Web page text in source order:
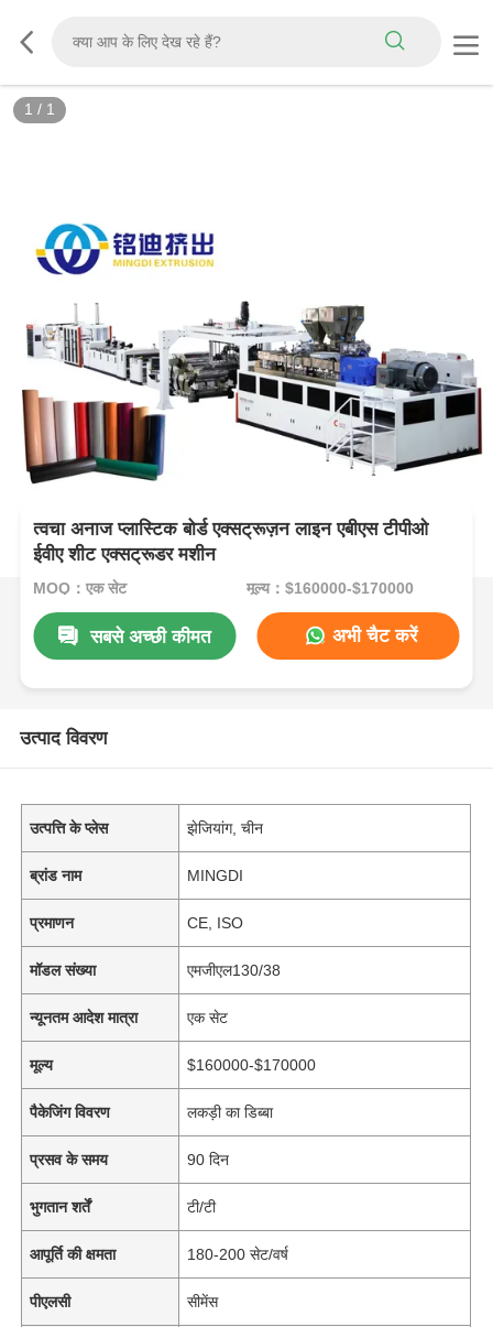
1 / 1
त्वचा अनाज प्लास्टिक बोर्ड एक्सट्रूज़न लाइन एबीएस टीपीओ
ईवीए शीट एक्सट्रूडर मशीन
MOQ：एक सेट मूल्य：$160000-$170000
सबसे अच्छी कीमत अभी चैट करें
उत्पाद विवरण
उत्पत्ति के प्लेस झेजियांग, चीन
ब्रांड नाम MINGDI
प्रमाणन CE, ISO
मॉडल संख्या एमजीएल130/38
न्यूनतम आदेश मात्रा एक सेट
मूल्य $160000-$170000
पैकेजिंग विवरण लकड़ी का डिब्बा
प्रसव के समय 90 दिन
भुगतान शर्तें टी/टी
आपूर्ति की क्षमता 180-200 सेट/वर्ष
पीएलसी सीमेंस